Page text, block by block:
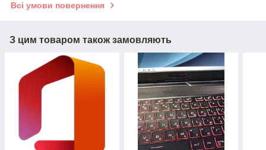
Всі умови повернення
З цим товаром також замовляють